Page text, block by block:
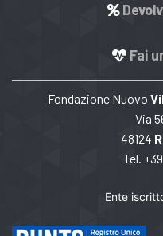
Fai
Fondazione Nuovo
Via
48124
Tel.
Ente